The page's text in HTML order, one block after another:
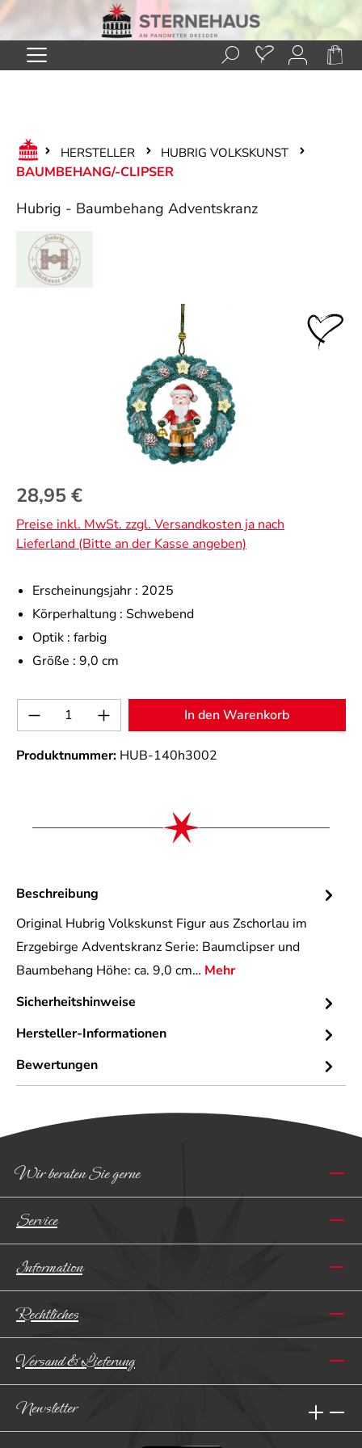
Zum Hauptinhalt springen
HERSTELLER HUBRIG VOLKSKUNST
BAUMBEHANG/-CLIPSER
Hubrig - Baumbehang Adventskranz
Regulärer Preis:
28,95 €
Preise inkl. MwSt. zzgl. Versandkosten ja nach
Lieferland (Bitte an der Kasse angeben)
Erscheinungsjahr : 2025
Körperhaltung : Schwebend
Optik : farbig
Größe : 9,0 cm
Produkt Anzahl: Gib den gewünschten
In den Warenkorb
Produktnummer: HUB-140h3002
Beschreibung
Original Hubrig Volkskunst Figur aus Zschorlau im
Erzgebirge Adventskranz Serie: Baumclipser und
Baumbehang Höhe: ca. 9,0 cm… Mehr
Sicherheitshinweise
Hersteller-Informationen
Bewertungen
Wir beraten Sie gerne
Service
Information
Rechtliches
Versand & Lieferung
Newsletter